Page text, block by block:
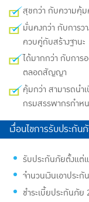
สุขกว่า กับความคุ้ม
มั่นคงกว่า กับการ
ควบคู่กับสร้างฐานะ
ได้มากกว่า กับกา
ตลอดสัญญา
คุ้มกว่า สามารถน
กรมสรรพากรกำห
เงื่อนไขการรับประกัน
รับประกันภัยตั้งแต่
จำนวนเงินเอาประ
ชำระเบี้ยประกันภั